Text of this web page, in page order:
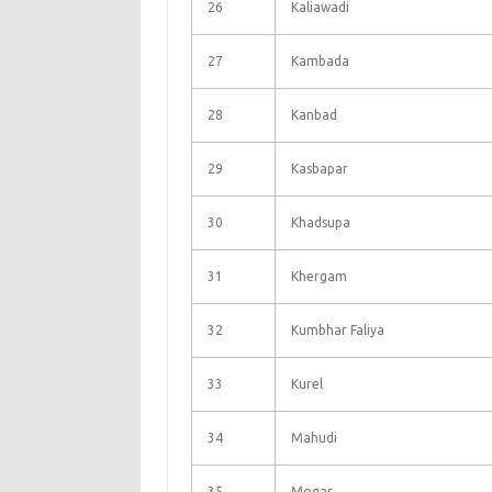
26 Kaliawadi
27 Kambada
28 Kanbad
29 Kasbapar
30 Khadsupa
31 Khergam
32 Kumbhar Faliya
33 Kurel
34 Mahudi